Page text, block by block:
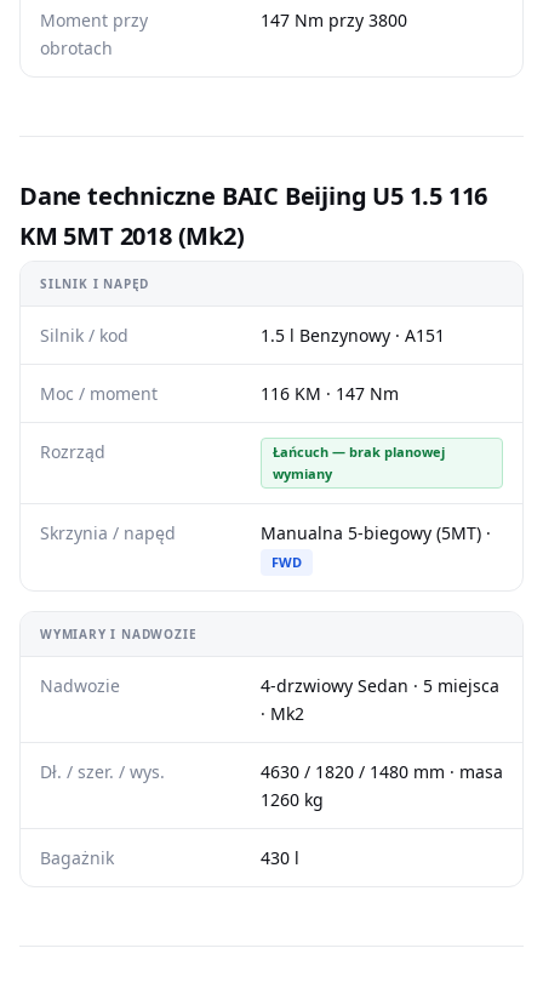
Moment przy
obrotach
147 Nm przy 3800
Dane techniczne BAIC Beijing U5 1.5 116
KM 5MT 2018 (Mk2)
SILNIK I NAPĘD
Silnik / kod 1.5 l Benzynowy · A151
Moc / moment 116 KM · 147 Nm
Rozrząd
Łańcuch — brak planowej
wymiany
Skrzynia / napęd Manualna 5-biegowy (5MT) ·
FWD
WYMIARY I NADWOZIE
Nadwozie
4-drzwiowy Sedan · 5 miejsca
· Mk2
Dł. / szer. / wys.
4630 / 1820 / 1480 mm · masa
1260 kg
Bagażnik 430 l